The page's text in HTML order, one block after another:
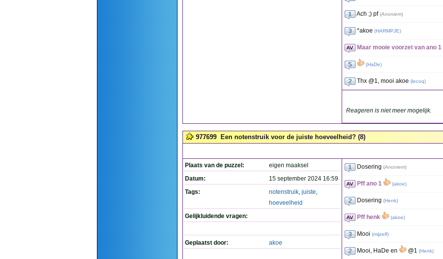
Ach ;) pf (Anoniem)
*akoe (HARMPJE)
Maar mooie voorzet van ano 1
(HaDe)
Thx @1, mooi akoe (lecoq)
Reageren is niet meer mogelijk.
977699 Een notenstruik voor de juiste hoeveelheid? (8)
Plaats van de puzzel:
eigen maaksel
Datum:
15 september 2024 16:59
Tags:
notenstruik, juiste,
hoeveelheid
Gelijkluidende vragen:
Geplaatst door: akoe
Dosering (Anoniem)
Pff ano 1 (akoe)
Dosering (Henk)
Pff henk (akoe)
Mooi (mijzelf)
Mooi, HaDe en @1 (Henk)